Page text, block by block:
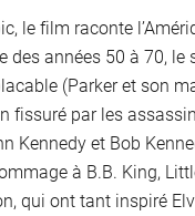
le film raconte
des années 50 à 70, le
(Parker et son
fissuré par les
Kennedy et Bob
à B.B. King,
qui ont tant inspiré